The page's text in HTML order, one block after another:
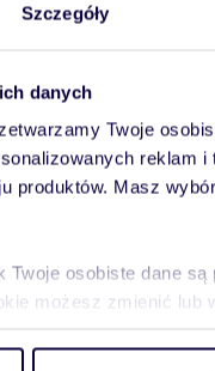
Szczegóły
danych
Twoje
reklam
produktów. Masz
osobiste dane
możesz zmienić lub
TRANSPORTOWA
m², położone na
do